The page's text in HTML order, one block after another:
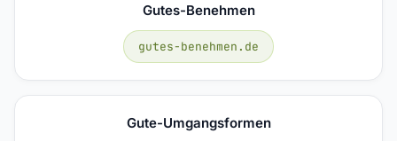
Gutes-Benehmen
gutes-benehmen.de
Gute-Umgangsformen